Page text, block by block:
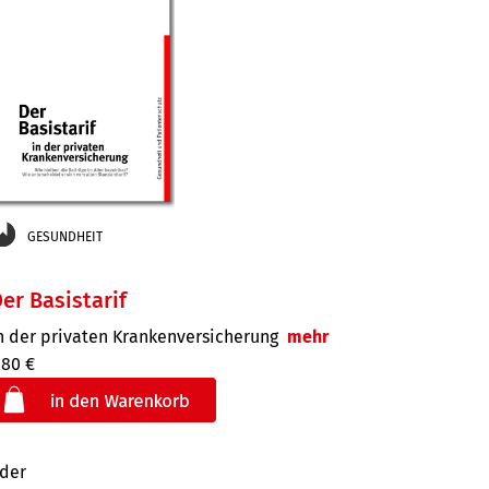
GESUNDHEIT
Basistarif
der privaten Kran­ken­ver­siche­rung mehr
€